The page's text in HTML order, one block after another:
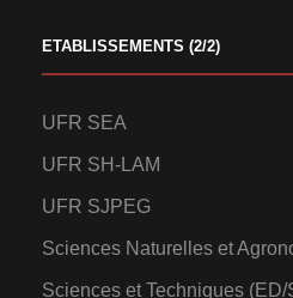
ETABLISSEMENTS (2/2)
UFR SEA
UFR SH-LAM
UFR SJPEG
Sciences Naturelles et
Sciences et Techniques (ED/